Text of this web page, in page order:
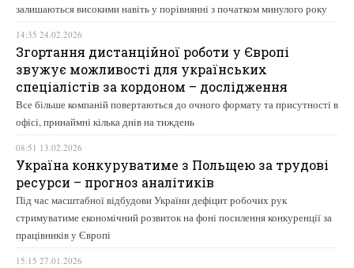
залишаються високими навіть у порівнянні з початком минулого року
14:35 24.02.2026
Згортання дистанційної роботи у Європі
звужує можливості для українських
спеціалістів за кордоном – дослідження
Все більше компаній повертаються до очного формату та присутності в
офісі, принаймні кілька днів на тиждень
08:51 13.02.2026
Україна конкуруватиме з Польщею за трудові
ресурси – прогноз аналітиків
Під час масштабної відбудови України дефіцит робочих рук
стримуватиме економічний розвиток на фоні посилення конкуренції за
працівників у Європі
15:15 27.01.2026